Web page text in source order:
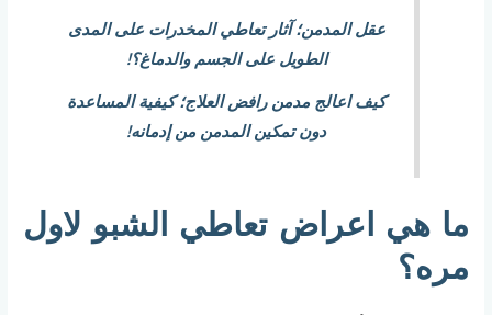
عقل المدمن؛ آثار تعاطي المخدرات على المدى
الطويل على الجسم والدماغ؟!
كيف اعالج مدمن رافض العلاج؛ كيفية المساعدة
دون تمكين المدمن من إدمانه!
ما هي اعراض تعاطي الشبو لاول
مره؟